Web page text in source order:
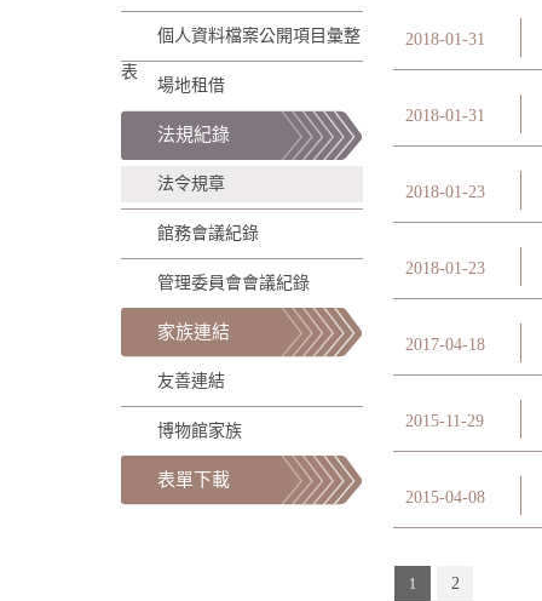
個人資料檔案公開項目彙整
表
場地租借
法規紀錄
法令規章
館務會議紀錄
管理委員會會議紀錄
家族連結
友善連結
博物館家族
表單下載
2018-01-31
管
2018-01-31
理
2018-01-23
2018-01-23
2017-04-18
2015-11-29
2015-04-08
1 2